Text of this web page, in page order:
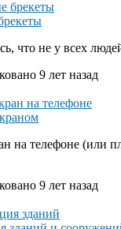
что не у всех
9 лет назад
на телефоне (или
9 лет назад